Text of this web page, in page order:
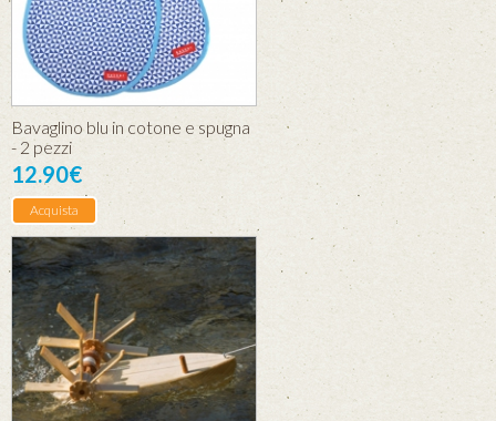
Bavaglino blu in cotone e spugna
- 2 pezzi
12.90€
Acquista